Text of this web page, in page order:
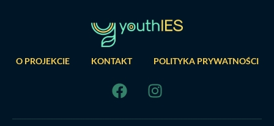
Degradacja środowiska naturalnego
Czyste wody, świetlana przyszłość:
Odwrócenie trendu: Ponowne zalesianie
O PROJEKCIE KONTAKT POLITYKA PRYWATNOŚCI